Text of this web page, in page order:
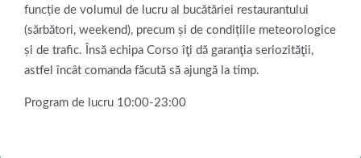
funcție de volumul de lucru al bucătăriei restaurantului
(sărbători, weekend), precum și de condițiile meteorologice
și de trafic. Însă echipa Corso îţi dă garanţia seriozităţii,
astfel încât comanda făcută să ajungă la timp.
Program de lucru 10:00-23:00